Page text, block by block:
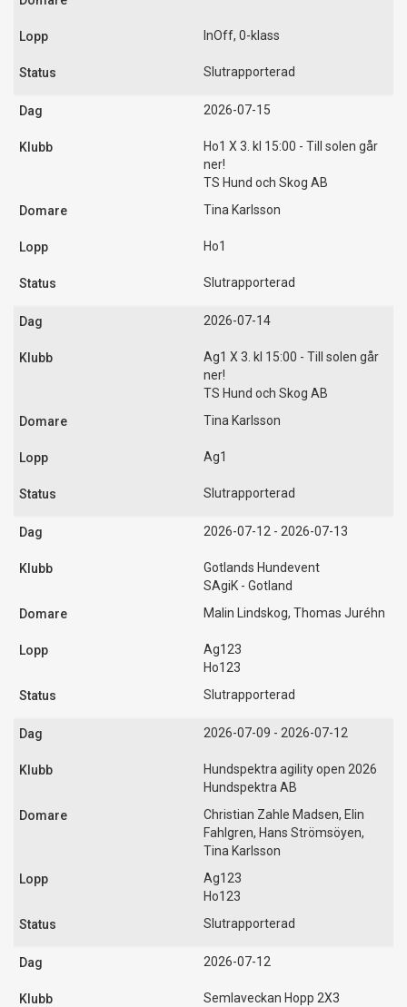
InOff, 0-klass
Slutrapporterad
2026-07-15
Ho1 X 3. kl 15:00 - Till solen går
ner!
TS Hund och Skog AB
Tina Karlsson
Ho1
Slutrapporterad
2026-07-14
Ag1 X 3. kl 15:00 - Till solen går
ner!
TS Hund och Skog AB
Tina Karlsson
Ag1
Slutrapporterad
2026-07-12 - 2026-07-13
Gotlands Hundevent
SAgiK - Gotland
Malin Lindskog, Thomas Juréhn
Ag123
Ho123
Slutrapporterad
2026-07-09 - 2026-07-12
Hundspektra agility open 2026
Hundspektra AB
Christian Zahle Madsen, Elin
Fahlgren, Hans Strömsöyen,
Tina Karlsson
Ag123
Ho123
Slutrapporterad
2026-07-12
Semlaveckan Hopp 2X3